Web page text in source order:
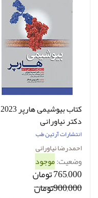
کتاب بیوشیمی هارپر 2023
دکتر نیاورانی
انتشارات آرتین طب
احمدرضا نیاورانی
وضعیت:موجود
765,000 تومان
900,000تومان